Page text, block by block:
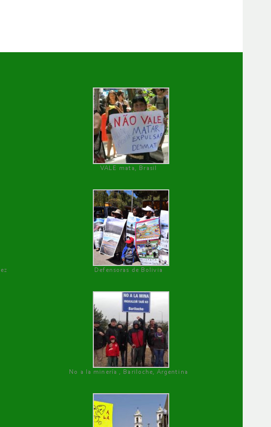
VALE mata, Brasil
Defensoras de Bolivia
No a la minería , Bariloche, Argentina